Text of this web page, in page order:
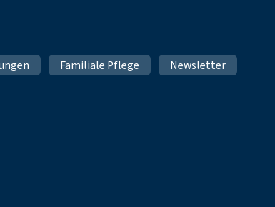
Familiale Pflege Newsletter